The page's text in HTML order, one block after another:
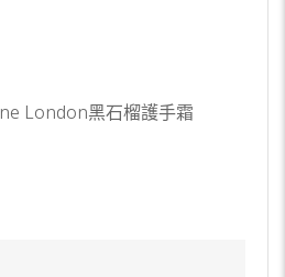
London黑石榴護手霜